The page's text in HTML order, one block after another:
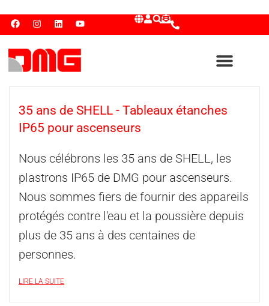
35 ans de SHELL - Tableaux étanches
IP65 pour ascenseurs
Nous célébrons les 35 ans de SHELL, les
plastrons IP65 de DMG pour ascenseurs.
Nous sommes fiers de fournir des appareils
protégés contre l'eau et la poussière depuis
plus de 35 ans à des centaines de
personnes.
LIRE LA SUITE